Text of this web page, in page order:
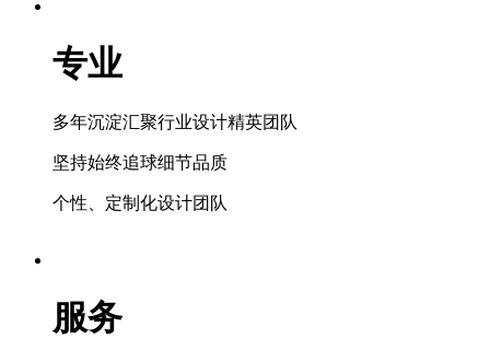
专业
多年沉淀汇聚行业设计精英团队
坚持始终追球细节品质
个性、定制化设计团队
服务